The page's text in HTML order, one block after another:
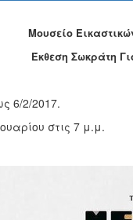
Μουσείο
Έκθεση Σωκράτη
6/2/2017.
στις 7 μ.μ.